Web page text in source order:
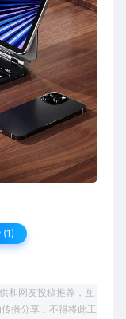
(1)
和网友投稿推荐，互
播分享，不得将此工